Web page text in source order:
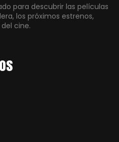
para descubrir las películas
los próximos estrenos,
cine.